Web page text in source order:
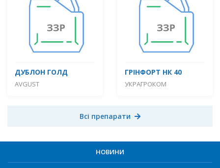
ДУБЛОН ГОЛД
AVGUST
ГРІНФОРТ НК 40
УКРАГРОКОМ
Всі препарати
НОВИНИ